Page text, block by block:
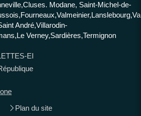
Modane, Saint-Michel-de-
André,Villarodin-
Verney,Sardières,Termignon
EI
Plan du site